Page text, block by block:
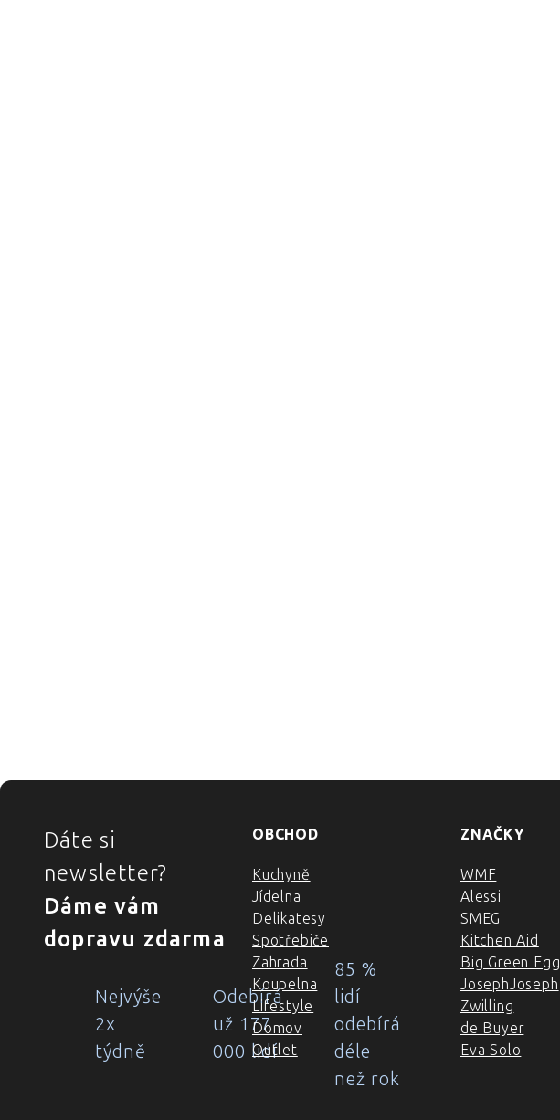
ZÁPATÍ
Dáte si
newsletter?
Dáme vám
dopravu zdarma
Nejvýše
2x
týdně
Odebírá
už 177
000 lidí
85 %
lidí
odebírá
déle
než rok
OBCHOD
Kuchyně
Jídelna
Delikatesy
Spotřebiče
Zahrada
Koupelna
Lifestyle
Domov
Outlet
ZNAČKY
WMF
Alessi
SMEG
Kitchen Aid
Big Green Egg
JosephJoseph
Zwilling
de Buyer
Eva Solo